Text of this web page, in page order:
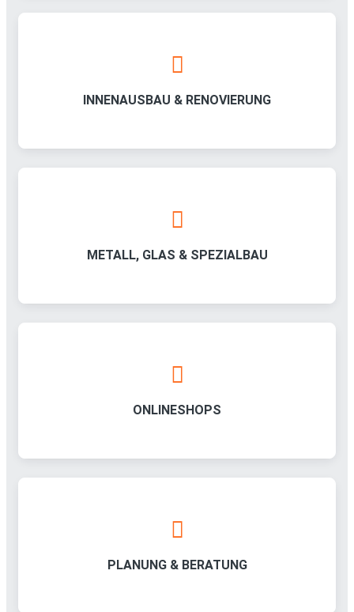
INNENAUSBAU & RENOVIERUNG
METALL, GLAS & SPEZIALBAU
ONLINESHOPS
PLANUNG & BERATUNG